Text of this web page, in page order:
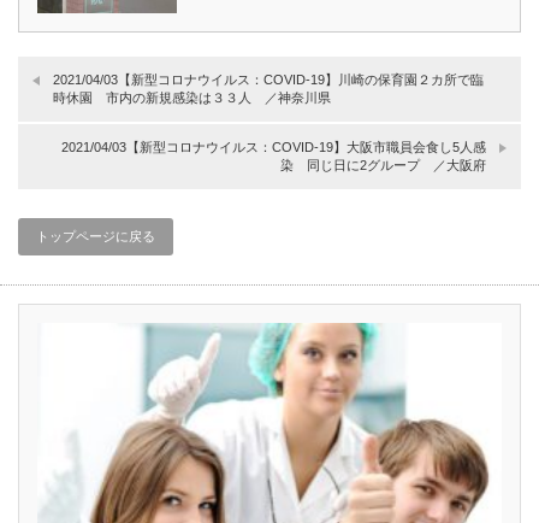
2021/04/03【新型コロナウイルス：COVID-19】川崎の保育園２カ所で臨
時休園 市内の新規感染は３３人 ／神奈川県
2021/04/03【新型コロナウイルス：COVID-19】大阪市職員会食し5人感
染 同じ日に2グループ ／大阪府
トップページに戻る